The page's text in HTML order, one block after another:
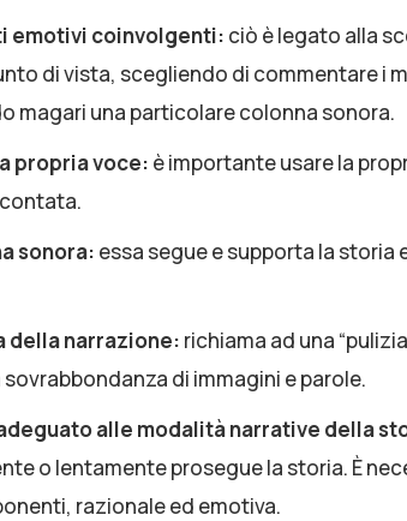
emotivi coinvolgenti: ciò è legato alla
di vista, scegliendo di commentare i
magari una particolare colonna sonora.
propria voce: è importante usare la
sonora: essa segue e supporta la storia
della narrazione: richiama ad una
sovrabbondanza di immagini e parole.
alle modalità narrative della
o lentamente prosegue la storia. È
razionale ed emotiva.